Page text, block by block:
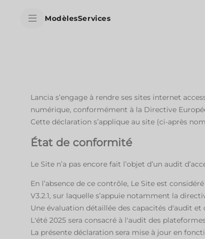
ModèlesServices
Lancia s’engage à rendre ses sites internet
numérique, conformément à la Directive
Cette déclaration s’applique au site (ci-après
État de conformité
Le Site n’a pas encore fait l’objet d’un audit
En l’absence de ce contrôle, Le Site est
V3.2.1, sur laquelle s’appuie notamment la
Une évaluation détaillée des capacités d'audit
L'été 2025 sera consacré à l'audit des
La présente déclaration sera mise à jour en